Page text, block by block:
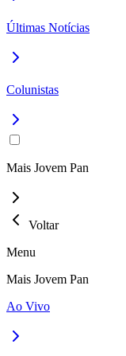
Últimas Notícias
Colunistas
Mais Jovem Pan
Voltar
Menu
Mais Jovem Pan
Ao Vivo